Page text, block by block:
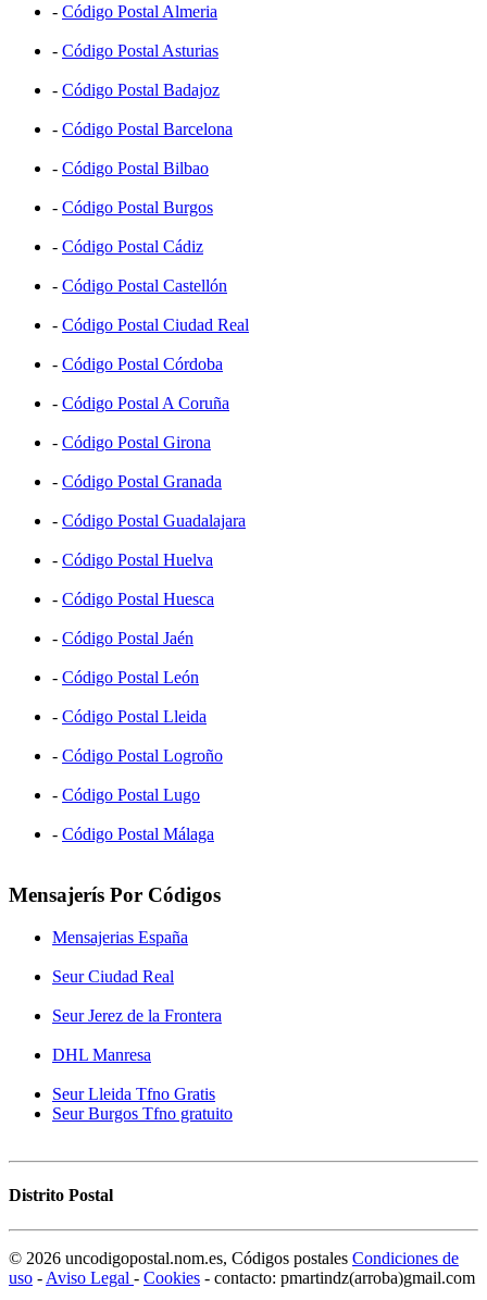
- Código Postal Almeria
- Código Postal Asturias
- Código Postal Badajoz
- Código Postal Barcelona
- Código Postal Bilbao
- Código Postal Burgos
- Código Postal Cádiz
- Código Postal Castellón
- Código Postal Ciudad Real
- Código Postal Córdoba
- Código Postal A Coruña
- Código Postal Girona
- Código Postal Granada
- Código Postal Guadalajara
- Código Postal Huelva
- Código Postal Huesca
- Código Postal Jaén
- Código Postal León
- Código Postal Lleida
- Código Postal Logroño
- Código Postal Lugo
- Código Postal Málaga
Mensajerís Por Códigos
Mensajerias España
Seur Ciudad Real
Seur Jerez de la Frontera
DHL Manresa
Seur Lleida Tfno Gratis
Seur Burgos Tfno gratuito
Distrito Postal
© 2026 uncodigopostal.nom.es, Códigos postales Condiciones de
uso - Aviso Legal - Cookies - contacto: pmartindz(arroba)gmail.com